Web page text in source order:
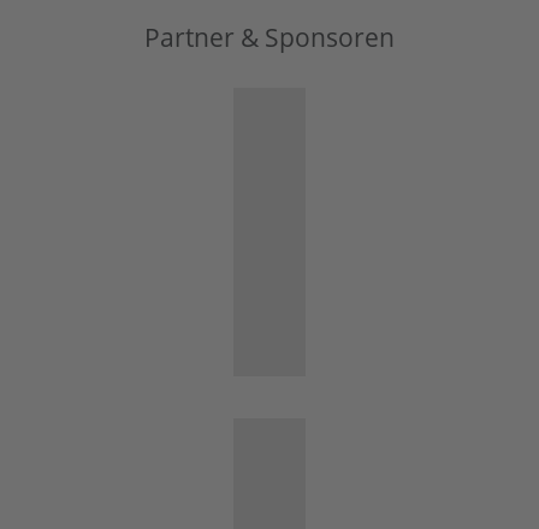
Partner & Sponsoren